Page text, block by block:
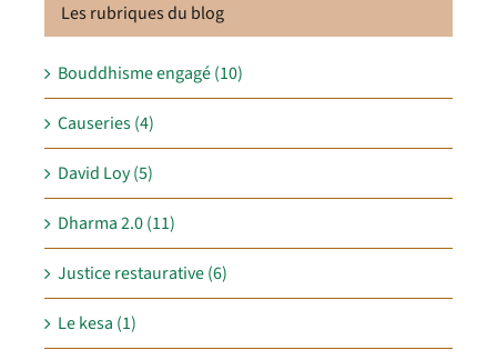
Les rubriques du blog
Bouddhisme engagé (10)
Causeries (4)
David Loy (5)
Dharma 2.0 (11)
Justice restaurative (6)
Le kesa (1)